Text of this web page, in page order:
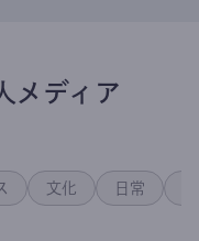
メディア
文化 日常